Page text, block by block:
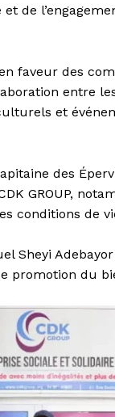
de
faveur des
entre
et
des
GROUP,
conditions de
Sheyi
promotion du